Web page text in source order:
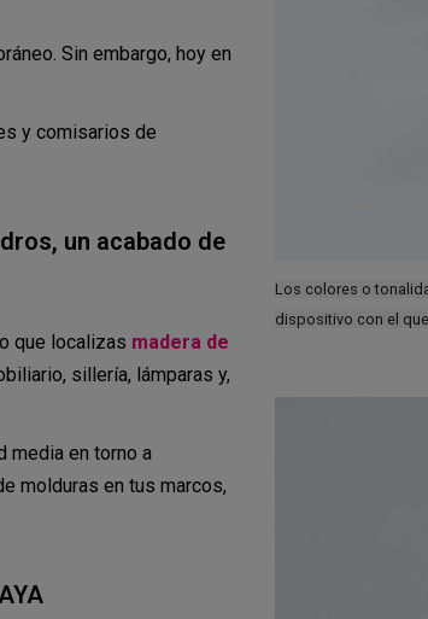
Sin embargo, hoy en
y comisarios de
un acabado de
que localizas madera de
sillería, lámparas y,
media en torno a
molduras en tus marcos,
Los colores o
dispositivo con el